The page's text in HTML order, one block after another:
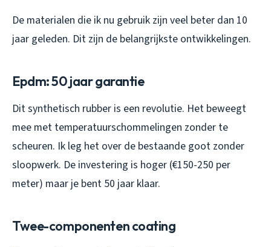
De materialen die ik nu gebruik zijn veel beter dan 10
jaar geleden. Dit zijn de belangrijkste ontwikkelingen.
Epdm: 50 jaar garantie
Dit synthetisch rubber is een revolutie. Het beweegt
mee met temperatuurschommelingen zonder te
scheuren. Ik leg het over de bestaande goot zonder
sloopwerk. De investering is hoger (€150-250 per
meter) maar je bent 50 jaar klaar.
Twee-componenten coating